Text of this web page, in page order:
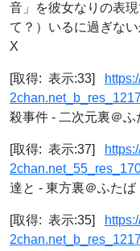
音」を彼女なりの表
て？）いるに過ぎな
X
[取得: 表示:33]
殺事件 - 二次元裏＠ふ
[取得: 表示:37]
達と - 東方裏＠ふたば
[取得: 表示:35]